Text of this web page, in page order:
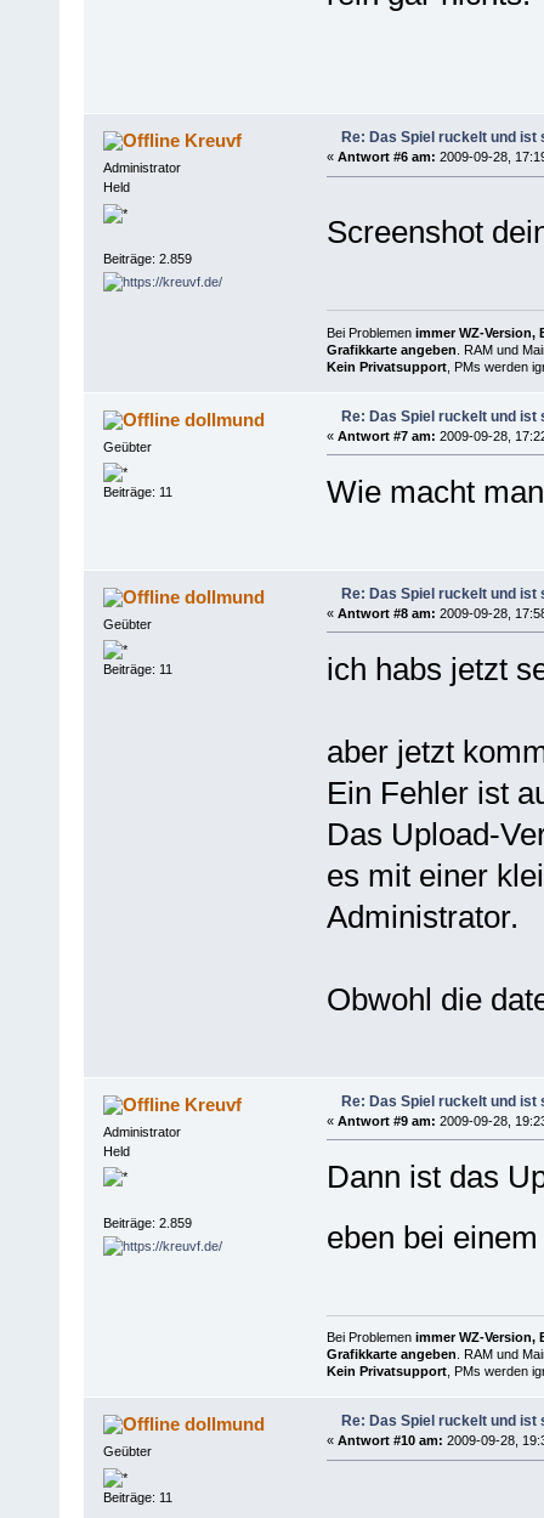
Kreuvf
Administrator
Held
Beiträge: 2.859
Re: Das Spiel ruckelt und ist
« Antwort #6 am: 2009-09-28,
Screenshot
Bei Problemen immer WZ-Version,
Grafikkarte angeben . RAM und
Kein Privatsupport, PMs werden
dollmund
Geübter
Beiträge: 11
Re: Das Spiel ruckelt und ist
« Antwort #7 am: 2009-09-28,
Wie macht
dollmund
Geübter
Beiträge: 11
Re: Das Spiel ruckelt und ist
« Antwort #8 am: 2009-09-28,
ich habs jetzt
aber jetzt
Ein Fehler ist
Das Upload-
es mit einer
Administrator.
Obwohl die
Kreuvf
Administrator
Held
Beiträge: 2.859
Re: Das Spiel ruckelt und ist
« Antwort #9 am: 2009-09-28,
Dann ist das
eben bei
Bei Problemen immer WZ-Version,
Grafikkarte angeben . RAM und
Kein Privatsupport, PMs werden
dollmund
Geübter
Beiträge: 11
Re: Das Spiel ruckelt und ist
« Antwort #10 am: 2009-09-28,